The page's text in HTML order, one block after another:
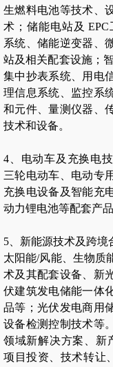
生燃料电池等技术、
术；储能电站及
系统、储能逆变器、
站及相关配套设施；
集中抄表系统、用电
理信息系统、监控系
和元件、量测仪器、
技术和设备。
4、电动车及充换电
三轮电动车、电动专
充换电设备及智能充
动力锂电池等配套产
5、新能源技术及跨境
太阳能/风能、生物质
术及其配套设备、新
伏建筑发电储能一体
品等；光伏发电商用
设备检测控制技术等
领域新解决方案、新
项目投资、技术转让